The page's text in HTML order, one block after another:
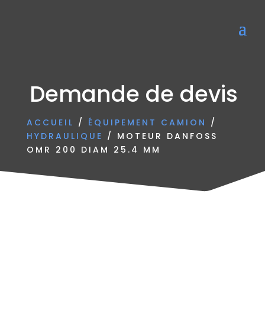
Demande de devis
ACCUEIL / ÉQUIPEMENT CAMION /
HYDRAULIQUE / MOTEUR DANFOSS
OMR 200 DIAM 25.4 MM